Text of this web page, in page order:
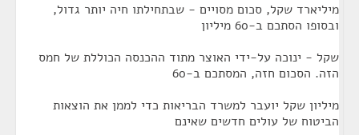
מיליארד שקל, סכום מסויים - שבתחילתו חיה יותר גדול,
ובסופו הסתכם ב-60 מיליון
שקל - ינוכה על-ידי האוצר מתוד ההכנסה הכוללת של חמס
הזה. הסכום חזה, המסתכם ב-60
מיליון שקל יועבר למשרד הבריאות כדי לממן את הוצאות
הביטוח של עולים חדשים שאינם